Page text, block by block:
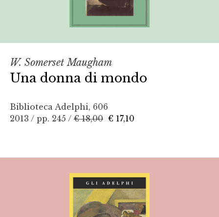
W. Somerset Maugham
Una donna di mondo
Biblioteca Adelphi, 606
2013 / pp. 245 / € 18,00 € 17,10